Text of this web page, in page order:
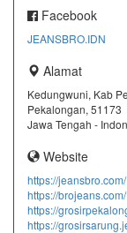
Facebook
JEANSBRO.IDN
Alamat
Kedungwuni, Kab
Pekalongan, 51173
Jawa Tengah -
Website
https://jeansbro.com/
https://brojeans.com/
https://
https://